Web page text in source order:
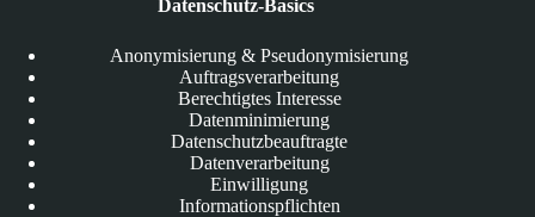
Datenschutz-Basics
Anonymisierung & Pseudonymisierung
Auftragsverarbeitung
Berechtigtes Interesse
Datenminimierung
Datenschutzbeauftragte
Datenverarbeitung
Einwilligung
Informationspflichten